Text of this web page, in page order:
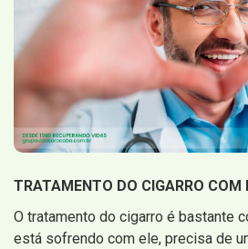
TRATAMENTO DO CIGARRO COM
O tratamento do cigarro é bastante
está sofrendo com ele, precisa de